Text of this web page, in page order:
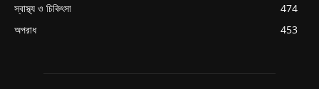
স্বাস্থ্য ও চিকিৎসা
474
অপরাধ
453